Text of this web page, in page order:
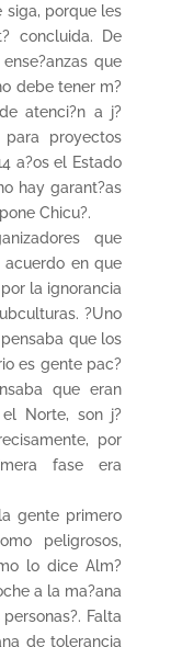
siga, porque les
concluida. De
que
debe tener m?
atenci?n a j?
para proyectos
a?os el Estado
hay garant?as
Chicu?.
que
en que
la ignorancia
?Uno
que los
es gente pac?
que eran
Norte, son j?
por
fase era
gente primero
peligrosos,
lo dice Alm?
a la ma?ana
Falta
de tolerancia